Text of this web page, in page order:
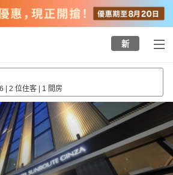
新
| 2 位住客 | 1 間房